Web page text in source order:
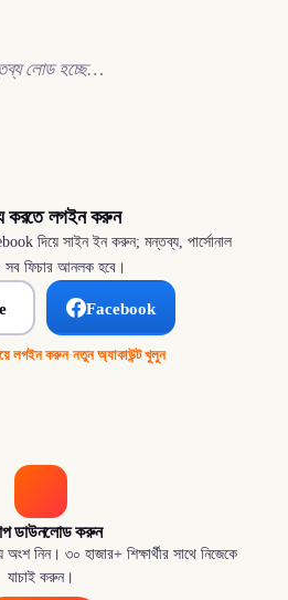
লোড হচ্ছে…
করতে লগইন করুন
দিয়ে সাইন ইন করুন; মন্তব্য, পার্সোনাল
সব ফিচার আনলক হবে।
Facebook
লগইন করুন·নতুন অ্যাকাউন্ট খুলুন
ডাউনলোড করুন
নিন। ৩০ হাজার+ শিক্ষার্থীর সাথে নিজেকে
যাচাই করুন।